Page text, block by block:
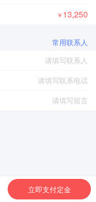
￥ 13,250
常用联系人
立即支付定金